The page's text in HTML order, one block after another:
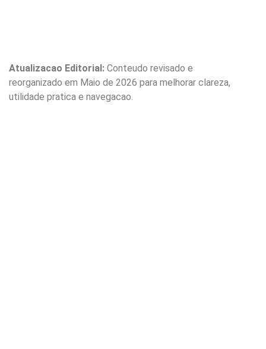
Atualizacao Editorial: Conteudo revisado e
reorganizado em Maio de 2026 para melhorar clareza,
utilidade pratica e navegacao.